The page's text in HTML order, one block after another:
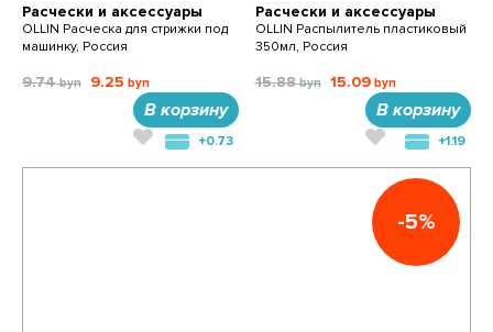
Расчески и аксессуары
OLLIN Расческа для стрижки под
машинку, Россия
9.74 9.25
В корзину
+0.73
Расчески и аксессуары
OLLIN Распылитель пластиковый
350мл, Россия
15.88 15.09
В корзину
+1.19
-5%